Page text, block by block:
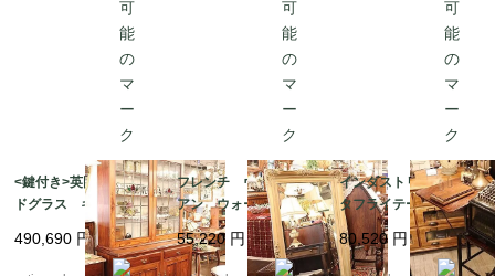
<鍵付き>英国 ステン
ドグラス キャビネッ
ト カップボード
490,690 円
フレンチ ヴィクトリ
アン ウォールミラー
55,220 円
インダストリアル バ
タフライテーブル(マシ
ンはおまけ)
80,520 円